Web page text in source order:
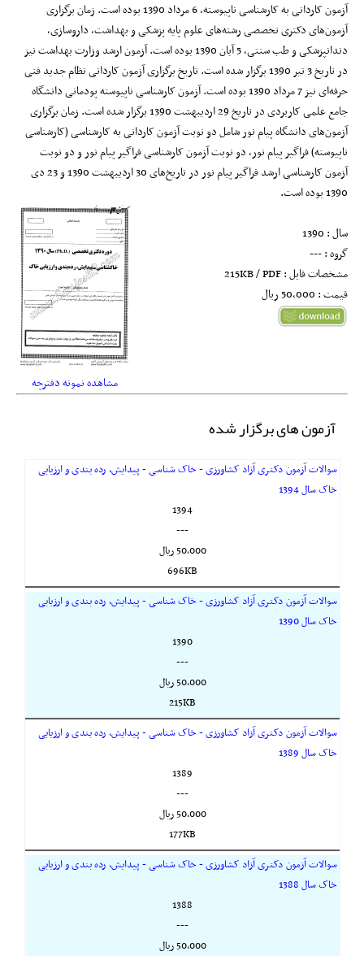
آزمون کاردانی به کارشناسی ناپیوسته، 6 مرداد 1390 بوده است. زمان برگزاری
آزمون‌های دکتری تخصصی رشته‌های علوم پایه پزشکی و بهداشت، داروسازی،
دندانپزشکی و طب سنتی، 5 آبان 1390 بوده است. آزمون ارشد وزارت بهداشت نیز
در تاریخ‌ 3 تیر 1390 برگزار شده است. تاریخ برگزاری آزمون کاردانی نظام جدید فنی
حرفه‌ای نیز 7 مرداد 1390 بوده است. آزمون کارشناسی ناپیوسته پودمانی دانشگاه
جامع علمی کاربردی در تاریخ 29 اردیبهشت 1390 برگزار شده ‌است. زمان برگزاری
آزمون‌های دانشگاه پیام نور شامل دو نوبت آزمون کاردانی به کارشناسی (کارشناسی
ناپیوسته) فراگیر پیام نور، دو نوبت آزمون کارشناسی فراگیر پیام نور و دو نوبت
آزمون کارشناسی ارشد فراگیر پیام نور در تاریخ‌های 30 اردیبهشت 1390 و 23 دی
1390 بوده است.
مشاهده نمونه دفترچه
سال : 1390
گروه : ---
مشخصات فایل : 215KB / PDF
قیمت : 50,000 ريال
آزمون های برگزار شده
سوالات آزمون دکتری آزاد کشاورزی - خاک شناسی - پیدایش، رده بندی و ارزیابی
خاک سال 1394
1394
---
50,000 ريال
696KB
سوالات آزمون دکتری آزاد کشاورزی - خاک شناسی - پیدایش، رده بندی و ارزیابی
خاک سال 1390
1390
---
50,000 ريال
215KB
سوالات آزمون دکتری آزاد کشاورزی - خاک شناسی - پیدایش، رده بندی و ارزیابی
خاک سال 1389
1389
---
50,000 ريال
177KB
سوالات آزمون دکتری آزاد کشاورزی - خاک شناسی - پیدایش، رده بندی و ارزیابی
خاک سال 1388
1388
---
50,000 ريال